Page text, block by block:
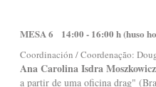
MESA 6 14:00 - 16:00 h (huso
Coordinación / Coordenação:
Ana Carolina Isdra Moszkowicz
a partir de uma oficina drag"